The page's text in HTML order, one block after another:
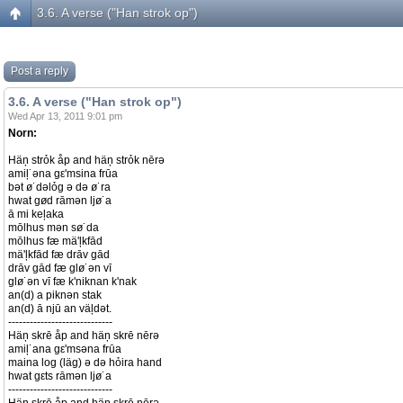
3.6. A verse ("Han strok op")
Post a reply
3.6. A verse ("Han strok op")
Wed Apr 13, 2011 9:01 pm
Norn:
Häņ strỏk åp and häņ strỏk nērə
amiļ˙əna gε'msina frūa
bət ø˙dəlỏg ə də ø˙ra
hwat gød rāmən ljø˙a
ā mi keļaka
mōlhus mən sø˙da
mōlhus fæ mä'ļkfād
mä'ļkfād fæ drāv gād
drāv gād fæ glø˙ən vī
glø˙ən vī fæ k'niknan k'nak
an(d) a piknən stak
an(d) ā njū an väļdət.
-----------------------------
Häņ skrē åp and häņ skrē nērə
amiļ˙ana gε'msəna frūa
maina log (läg) ə də hỏira hand
hwat gεts rāmən ljø˙a
-----------------------------